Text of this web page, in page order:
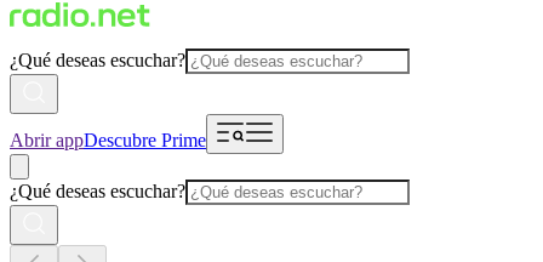
¿Qué deseas escuchar?
Abrir appDescubre Prime
¿Qué deseas escuchar?